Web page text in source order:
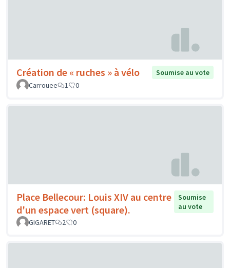
Création de « ruches » à vélo
Soumise au vote
Carrouee
1 0
Place Bellecour: Louis XIV au centre
d'un espace vert (square).
Soumise
au vote
GIGARET
2 0